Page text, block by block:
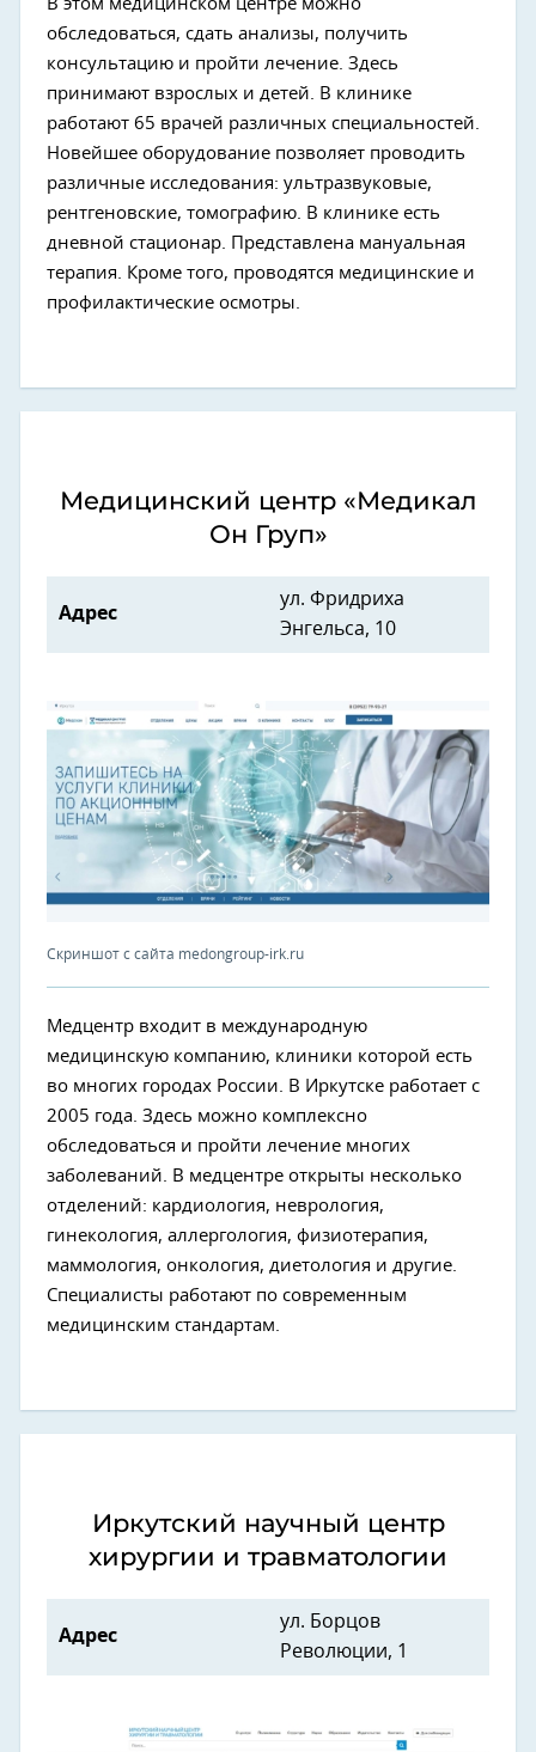
В этом медицинском центре можно
обследоваться, сдать анализы, получить
консультацию и пройти лечение. Здесь
принимают взрослых и детей. В клинике
работают 65 врачей различных специальностей.
Новейшее оборудование позволяет проводить
различные исследования: ультразвуковые,
рентгеновские, томографию. В клинике есть
дневной стационар. Представлена мануальная
терапия. Кроме того, проводятся медицинские и
профилактические осмотры.
Медицинский центр «Медикал
Он Груп»
Адрес
ул. Фридриха
Энгельса, 10
Скриншот с сайта medongroup-irk.ru
Медцентр входит в международную
медицинскую компанию, клиники которой есть
во многих городах России. В Иркутске работает с
2005 года. Здесь можно комплексно
обследоваться и пройти лечение многих
заболеваний. В медцентре открыты несколько
отделений: кардиология, неврология,
гинекология, аллергология, физиотерапия,
маммология, онкология, диетология и другие.
Специалисты работают по современным
медицинским стандартам.
Иркутский научный центр
хирургии и травматологии
Адрес
ул. Борцов
Революции, 1